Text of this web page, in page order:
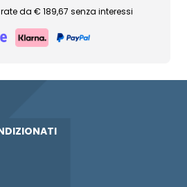
da € 189,67 senza interessi